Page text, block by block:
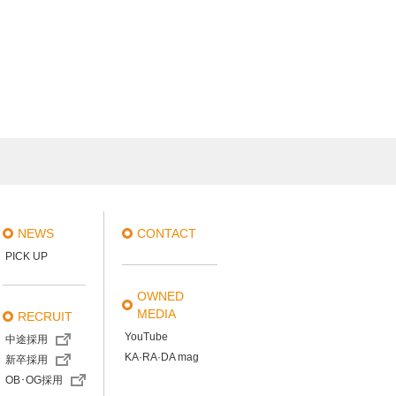
NEWS
PICK UP
RECRUIT
中途採用
新卒採用
OB･OG採用
CONTACT
OWNED
MEDIA
YouTube
KA·RA·DA mag